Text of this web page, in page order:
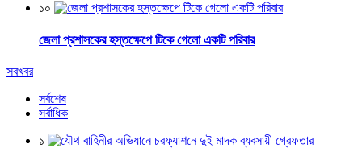
১০
জেলা প্রশাসকের হস্তক্ষেপে টিকে গেলো একটি পরিবার
সবখবর
সর্বশেষ
সর্বাধিক
১